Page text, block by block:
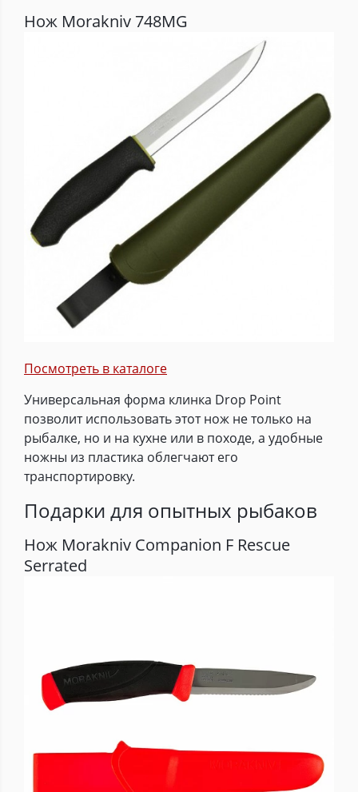
Нож Morakniv 748MG
Посмотреть в каталоге
Универсальная форма клинка Drop Point
позволит использовать этот нож не только на
рыбалке, но и на кухне или в походе, а удобные
ножны из пластика облегчают его
транспортировку.
Подарки для опытных рыбаков
Нож Morakniv Companion F Rescue
Serrated